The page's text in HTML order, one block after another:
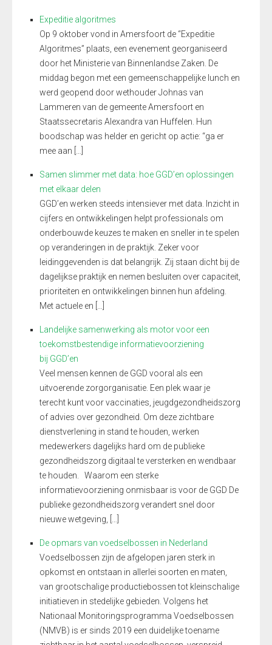
Expeditie algoritmes
Op 9 oktober vond in Amersfoort de “Expeditie
Algoritmes” plaats, een evenement georganiseerd
door het Ministerie van Binnenlandse Zaken. De
middag begon met een gemeenschappelijke lunch en
werd geopend door wethouder Johnas van
Lammeren van de gemeente Amersfoort en
Staatssecretaris Alexandra van Huffelen. Hun
boodschap was helder en gericht op actie: “ga er
mee aan […]
Samen slimmer met data: hoe GGD’en oplossingen
met elkaar delen
GGD’en werken steeds intensiever met data. Inzicht in
cijfers en ontwikkelingen helpt professionals om
onderbouwde keuzes te maken en sneller in te spelen
op veranderingen in de praktijk. Zeker voor
leidinggevenden is dat belangrijk. Zij staan dicht bij de
dagelijkse praktijk en nemen besluiten over capaciteit,
prioriteiten en ontwikkelingen binnen hun afdeling.
Met actuele en […]
Landelijke samenwerking als motor voor een
toekomstbestendige informatievoorziening
bij GGD’en
Veel mensen kennen de GGD vooral als een
uitvoerende zorgorganisatie. Een plek waar je
terecht kunt voor vaccinaties, jeugdgezondheidszorg
of advies over gezondheid. Om deze zichtbare
dienstverlening in stand te houden, werken
medewerkers dagelijks hard om de publieke
gezondheidszorg digitaal te versterken en wendbaar
te houden. Waarom een sterke
informatievoorziening onmisbaar is voor de GGD De
publieke gezondheidszorg verandert snel door
nieuwe wetgeving, […]
De opmars van voedselbossen in Nederland
Voedselbossen zijn de afgelopen jaren sterk in
opkomst en ontstaan in allerlei soorten en maten,
van grootschalige productiebossen tot kleinschalige
initiatieven in stedelijke gebieden. Volgens het
Nationaal Monitoringsprogramma Voedselbossen
(NMVB) is er sinds 2019 een duidelijke toename